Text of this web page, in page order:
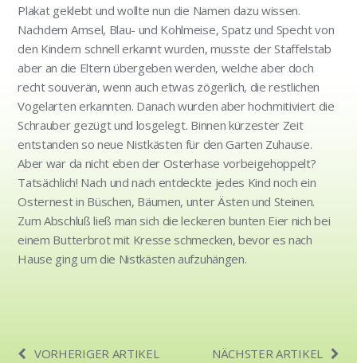
Plakat geklebt und wollte nun die Namen dazu wissen.
Nachdem Amsel, Blau- und Kohlmeise, Spatz und Specht von
den Kindern schnell erkannt wurden, musste der Staffelstab
aber an die Eltern übergeben werden, welche aber doch
recht souverän, wenn auch etwas zögerlich, die restlichen
Vogelarten erkannten. Danach wurden aber hochmitiviert die
Schrauber gezügt und losgelegt. Binnen kürzester Zeit
entstanden so neue Nistkästen für den Garten Zuhause.
Aber war da nicht eben der Osterhase vorbeigehoppelt?
Tatsächlich! Nach und nach entdeckte jedes Kind noch ein
Osternest in Büschen, Bäumen, unter Ästen und Steinen.
Zum Abschluß ließ man sich die leckeren bunten Eier nich bei
einem Butterbrot mit Kresse schmecken, bevor es nach
Hause ging um die Nistkästen aufzuhängen.
VORHERIGER ARTIKEL NÄCHSTER ARTIKEL